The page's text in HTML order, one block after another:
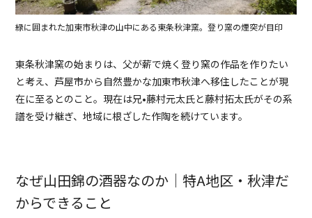
緑に囲まれた加東市秋津の山中にある東条秋津窯。登り窯の煙突が目印
東条秋津窯の始まりは、父が薪で焼く登り窯の作品を作りたい
と考え、芦屋市から自然豊かな加東市秋津へ移住したことが現
在に至るとのこと。現在は兄•藤村元太氏と藤村拓太氏がその系
譜を受け継ぎ、地域に根ざした作陶を続けています。
なぜ山田錦の酒器なのか｜特A地区・秋津だ
からできること